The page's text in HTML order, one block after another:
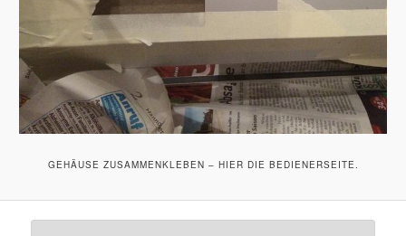
GEHÄUSE ZUSAMMENKLEBEN – HIER DIE BEDIENERSEITE.